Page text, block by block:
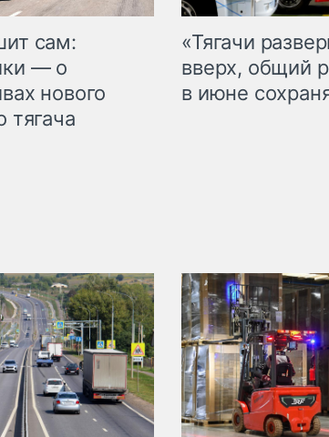
сам:
— о
нового
тягача
«Тягачи
вверх, общий
в июне